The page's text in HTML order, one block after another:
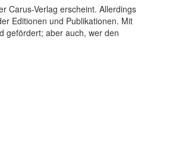
Carus-Verlag erscheint. Allerdings
Editionen und Publikationen. Mit
gefördert; aber auch, wer den